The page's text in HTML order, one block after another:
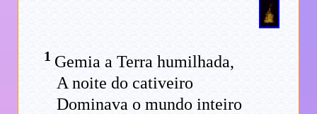
1 Gemia a Terra humilhada,
A noite do cativeiro
Dominava o mundo inteiro